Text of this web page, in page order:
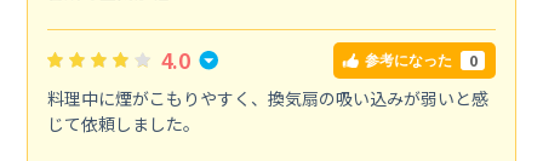
4.0 参考になった 0
料理中に煙がこもりやすく、換気扇の吸い込みが弱いと感
じて依頼しました。